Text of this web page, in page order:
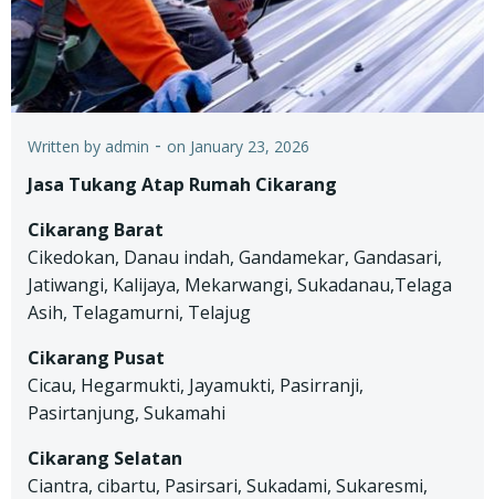
Written by admin - on January 23, 2026
Jasa Tukang Atap Rumah Cikarang
Cikarang Barat
Cikedokan, Danau indah, Gandamekar, Gandasari,
Jatiwangi, Kalijaya, Mekarwangi, Sukadanau,Telaga
Asih, Telagamurni, Telajug
Cikarang Pusat
Cicau, Hegarmukti, Jayamukti, Pasirranji,
Pasirtanjung, Sukamahi
Cikarang Selatan
Ciantra, cibartu, Pasirsari, Sukadami, Sukaresmi,